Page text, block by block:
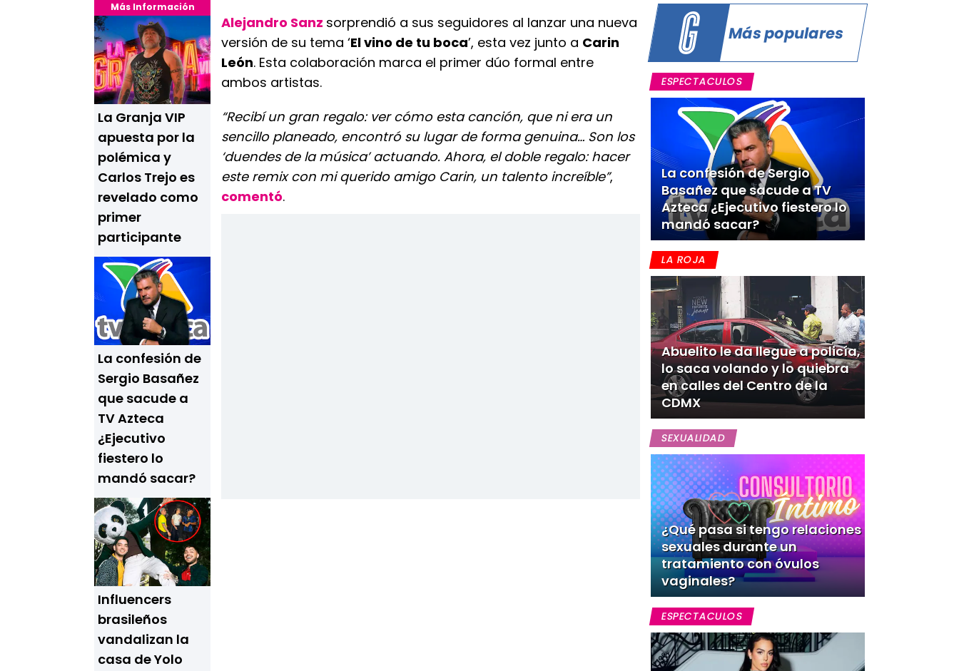
Más Información
La Granja VIP
apuesta por la
polémica y
Carlos Trejo es
revelado como
primer
participante
La confesión de
Sergio Basañez
que sacude a
TV Azteca
¿Ejecutivo
fiestero lo
mandó sacar?
Influencers
brasileños
vandalizan la
casa de Yolo
Alejandro Sanz sorprendió a sus seguidores al lanzar una nueva
versión de su tema ‘El vino de tu boca’, esta vez junto a Carin
León. Esta colaboración marca el primer dúo formal entre
ambos artistas.
“Recibí un gran regalo: ver cómo esta canción, que ni era un
sencillo planeado, encontró su lugar de forma genuina… Son los
‘duendes de la música’ actuando. Ahora, el doble regalo: hacer
este remix con mi querido amigo Carin, un talento increíble”,
comentó.
Más populares
ESPECTACULOS
La confesión de Sergio
Basañez que sacude a TV
Azteca ¿Ejecutivo fiestero lo
mandó sacar?
LA ROJA
Abuelito le da llegue a policía,
lo saca volando y lo quiebra
en calles del Centro de la
CDMX
SEXUALIDAD
¿Qué pasa si tengo relaciones
sexuales durante un
tratamiento con óvulos
vaginales?
ESPECTACULOS